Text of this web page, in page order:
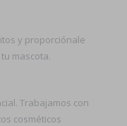
y proporciónale
mascota.
Trabajamos con
cosméticos